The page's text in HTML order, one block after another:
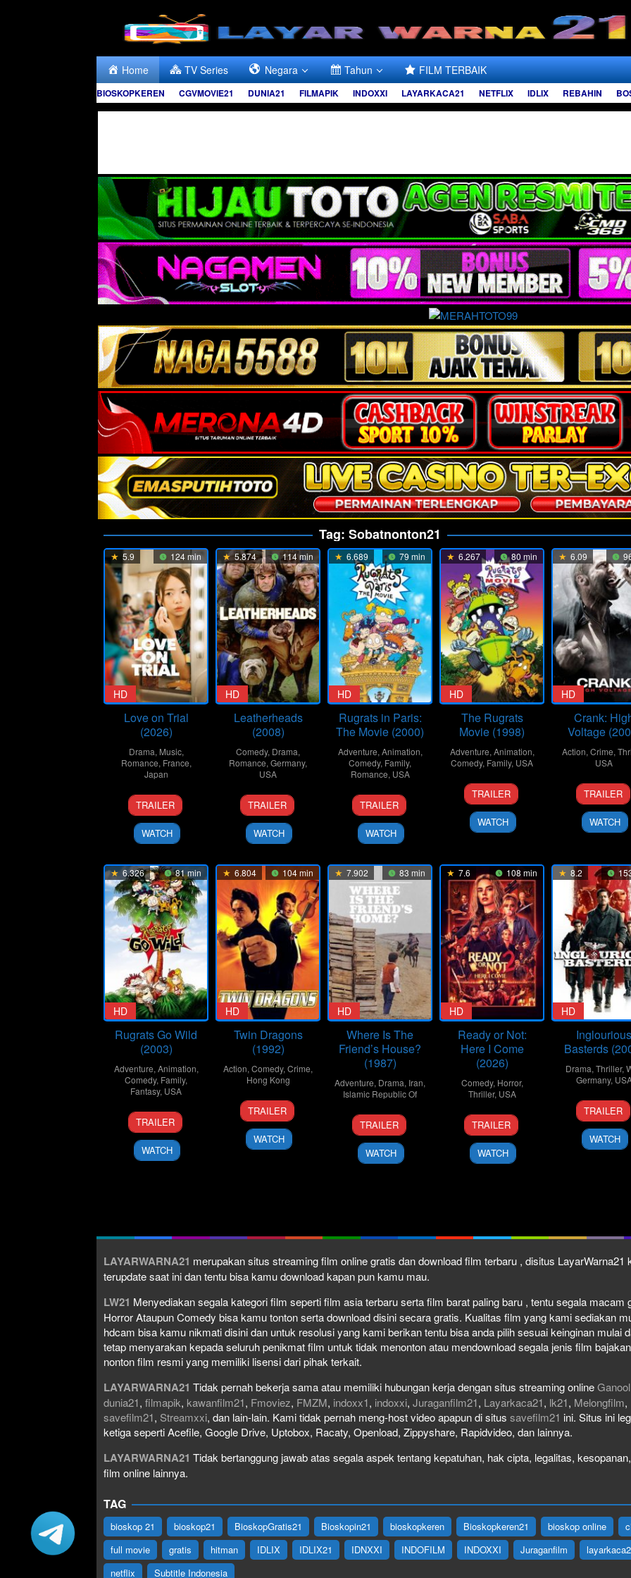
Home TV Series Negara Tahun FILM TERBAIK
BIOSKOPKEREN CGVMOVIE21 DUNIA21 FILMAPIK INDOXXI LAYARKACA21 NETFLIX IDLIX REBAHIN
Tag: Sobatnonton21
5.9 124 min
HD
Love on Trial
(2026)
Drama, Music,
Romance, France,
Japan
23
Jan
2026
Koji
Fukada
TRAILER
WATCH
5.874 114 min
HD
Leatherheads
(2008)
Comedy, Drama,
Romance, Germany,
USA
24
Mar
2008
George
Clooney
TRAILER
WATCH
6.689 79 min
HD
Rugrats in Paris:
The Movie (2000)
Adventure, Animation,
Comedy, Family,
Romance, USA
17
Nov
2000
Stig
Bergqvist
TRAILER
WATCH
6.267 80 min
HD
The Rugrats
Movie (1998)
Adventure, Animation,
Comedy, Family, USA
20
Nov
1998
Norton
Virgien
TRAILER
WATCH
6.09
HD
Crank:
Voltage
Action, Crime,
USA
16
Apr
2009
Mark
TRAILER
WATCH
6.326 81 min
HD
Rugrats Go Wild
(2003)
Adventure, Animation,
Comedy, Family,
Fantasy, USA
13
Jun
2003
John
Eng
TRAILER
WATCH
6.804 104 min
HD
Twin Dragons
(1992)
Action, Comedy, Crime,
Hong Kong
15
Jan
1992
Ringo
Lam
Ling-
Tung
TRAILER
WATCH
7.902 83 min
HD
Where Is The
Friend’s House?
(1987)
Adventure, Drama, Iran,
Islamic Republic Of
1
Jul
1987
Abbas
Kiarostami
TRAILER
WATCH
7.6 108 min
HD
Ready or Not:
Here I Come
(2026)
Comedy, Horror,
Thriller, USA
19
Mar
2026
Matt
Bettinelli-
Olpin
TRAILER
WATCH
8.2
HD
Inglourious
Basterds
Drama, Thriller,
Germany,
2
Aug
2009
Fidel
TRAILER
WATCH
LAYARWARNA21 merupakan situs streaming film online gratis dan download film terbaru , disitus
terupdate saat ini dan tentu bisa kamu download kapan pun kamu mau.
LW21 Menyediakan segala kategori film seperti film asia terbaru serta film barat paling baru , tentu segala
Horror Ataupun Comedy bisa kamu tonton serta download disini secara gratis. Kualitas film yang kami sediakan
hdcam bisa kamu nikmati disini dan untuk resolusi yang kami berikan tentu bisa anda pilih sesuai keinginan mulai
tetap menyarakan kepada seluruh penikmat film untuk tidak menonton atau mendownload segala jenis film
nonton film resmi yang memiliki lisensi dari pihak terkait.
LAYARWARNA21 Tidak pernah bekerja sama atau memiliki hubungan kerja dengan situs streaming onlineGanool
dunia21, filmapik, kawanfilm21, Fmoviez, FMZM, indoxx1, indoxxi, Juraganfilm21, Layarkaca21, lk21, Melongfilm,
savefilm21, Streamxxi, dan lain-lain. Kami tidak pernah meng-host video apapun di situs savefilm21 ini. Situs ini
ketiga seperti Acefile, Google Drive, Uptobox, Racaty, Openload, Zippyshare, Rapidvideo, dan lainnya.
LAYARWARNA21 Tidak bertanggung jawab atas segala aspek tentang kepatuhan, hak cipta, legalitas,
film online lainnya.
TAG
bioskop 21 bioskop21 BioskopGratis21 Bioskopin21 bioskopkeren Bioskopkeren21 bioskop online
full movie
gratis hitman IDLIX IDLIX21 IDNXXI INDOFILM INDOXXI Juraganfilm
netflix
Subtitle Indonesia